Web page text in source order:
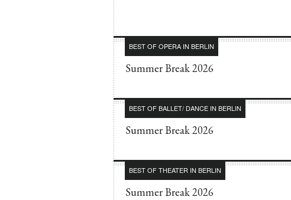
BEST OF OPERA IN BERLIN
Summer Break 2026
BEST OF BALLET/ DANCE IN BERLIN
Summer Break 2026
BEST OF THEATER IN BERLIN
Summer Break 2026